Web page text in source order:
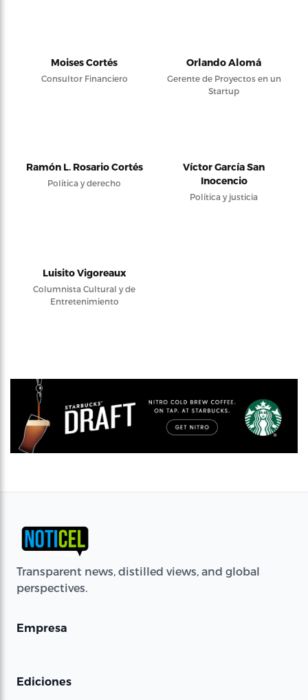
Moises Cortés
Consultor Financiero
Orlando Alomá
Gerente de Proyectos en un
Startup
Ramón L. Rosario Cortés
Política y derecho
Víctor García San
Inocencio
Política y justicia
Luisito Vigoreaux
Columnista Cultural y de
Entretenimiento
Transparent news, distilled views, and global
perspectives.
Empresa
Ediciones